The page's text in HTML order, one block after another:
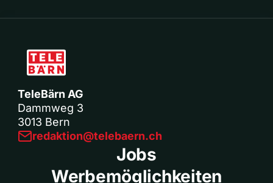
TeleBärn AG
Dammweg 3
3013 Bern
redaktion@telebaern.ch
Jobs
Werbemöglichkeiten